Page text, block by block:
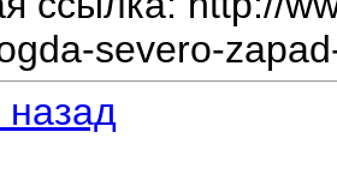
severo-
назад